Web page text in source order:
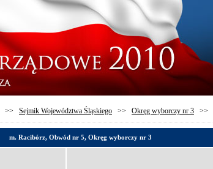
>> Sejmik Województwa Śląskiego >> Okręg wyborczy nr 3 >>
m. Racibórz, Obwód nr 5, Okręg wyborczy nr 3